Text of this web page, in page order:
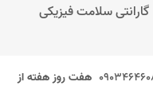
گارانتی سلامت فیزیکی
هفت روز هفته از